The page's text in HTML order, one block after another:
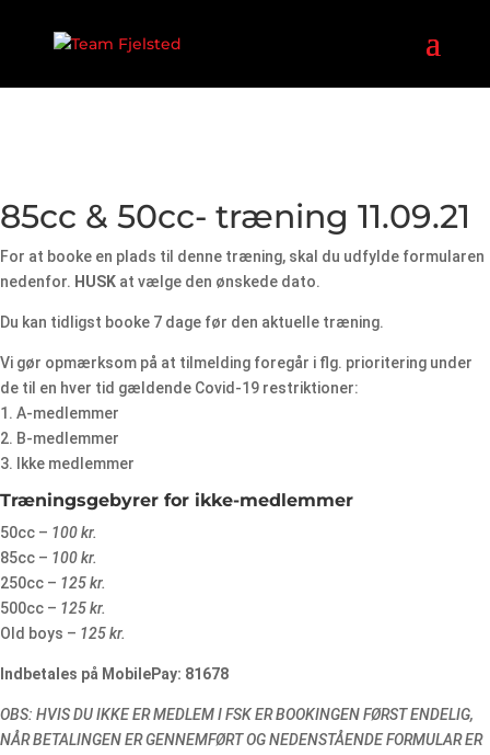
85cc & 50cc- træning 11.09.21
For at booke en plads til denne træning, skal du udfylde formularen
nedenfor. HUSK at vælge den ønskede dato.
Du kan tidligst booke 7 dage før den aktuelle træning.
Vi gør opmærksom på at tilmelding foregår i flg. prioritering under
de til en hver tid gældende Covid-19 restriktioner:
1. A-medlemmer
2. B-medlemmer
3. Ikke medlemmer
Træningsgebyrer for ikke-medlemmer
50cc – 100 kr.
85cc – 100 kr.
250cc – 125 kr.
500cc – 125 kr.
Old boys – 125 kr.
Indbetales på MobilePay: 81678
OBS: HVIS DU IKKE ER MEDLEM I FSK ER BOOKINGEN FØRST ENDELIG,
NÅR BETALINGEN ER GENNEMFØRT OG NEDENSTÅENDE FORMULAR ER